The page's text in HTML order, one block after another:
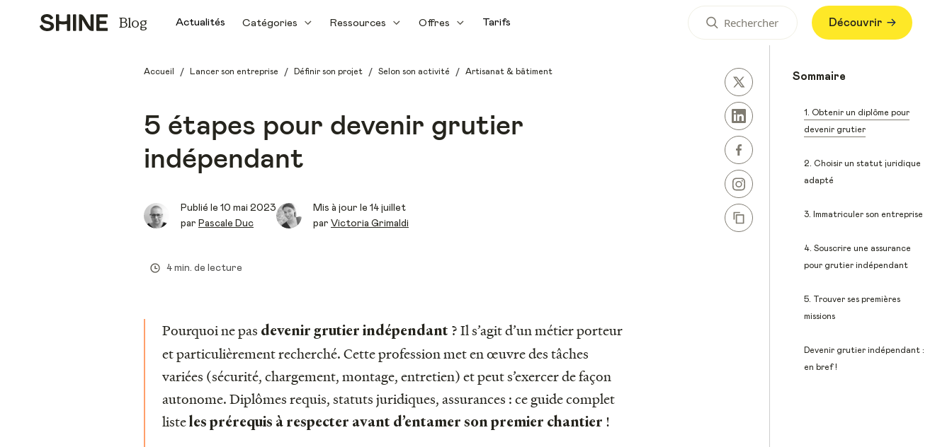
Blog Actualités Catégories Ressources Offres Tarifs Découvrir
Accueil / Lancer son entreprise / Définir son projet / Selon son activité / Artisanat & bâtiment
5 étapes pour devenir grutier
indépendant
Publié le 10 mai 2023
par Pascale Duc
Mis à jour le 14 juillet
par Victoria Grimaldi
4 min. de lecture
Pourquoi ne pas devenir grutier indépendant ? Il s’agit d’un métier porteur
et particulièrement recherché. Cette profession met en œuvre des tâches
variées (sécurité, chargement, montage, entretien) et peut s’exercer de façon
autonome. Diplômes requis, statuts juridiques, assurances : ce guide complet
listeles prérequis à respecter avant d’entamer son premier chantier !
Sommaire
1. Obtenir un diplôme pour
devenir grutier
2. Choisir un statut juridique
adapté
3. Immatriculer son entreprise
4. Souscrire une assurance
pour grutier indépendant
5. Trouver ses premières
missions
Devenir grutier indépendant :
en bref !